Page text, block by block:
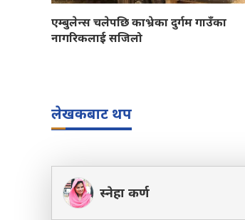
एम्बुलेन्स चलेपछि काभ्रेका दुर्गम गाउँका
नागरिकलाई सजिलो
लेखकबाट थप
स्नेहा कर्ण